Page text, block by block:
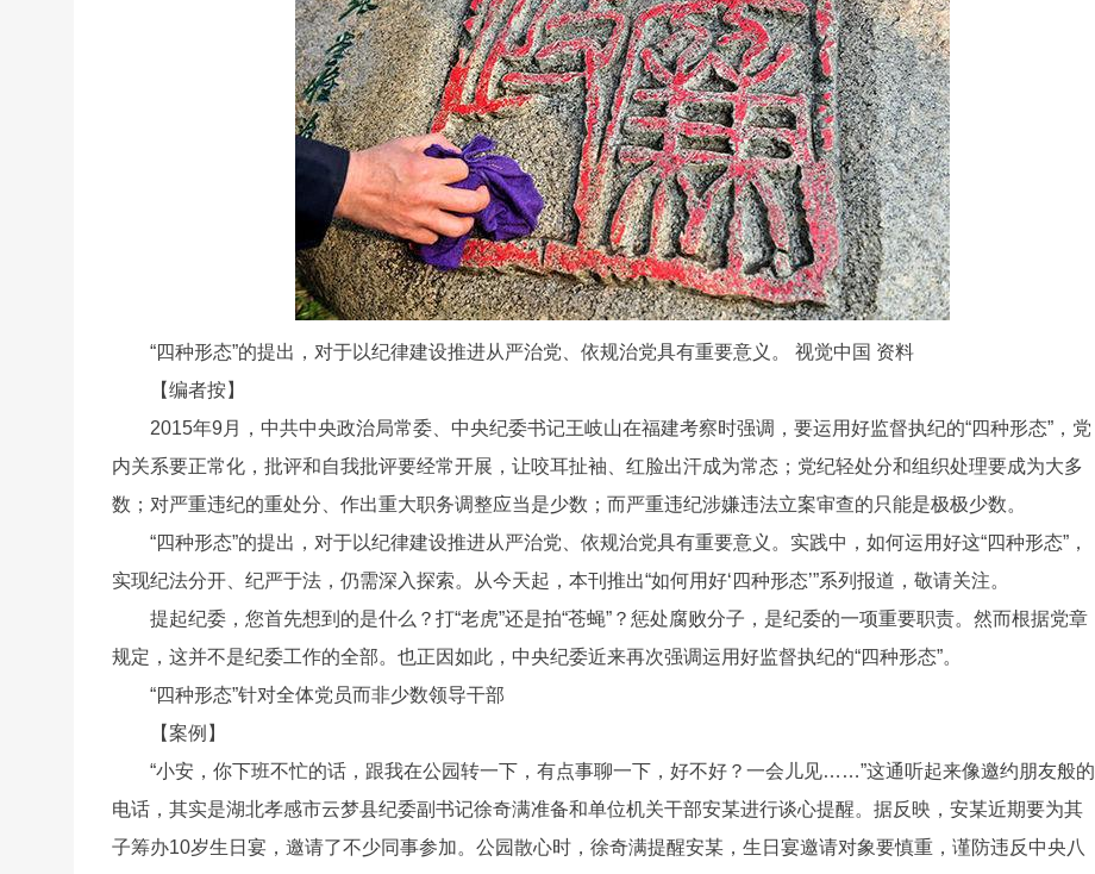
“四种形态”的提出，对于以纪律建设推进从严治党、依规治党具有重要意义。 视觉中国 资料
【编者按】
2015年9月，中共中央政治局常委、中央纪委书记王岐山在福建考察时强调，要运用好监督执纪的“四种形态”，党
内关系要正常化，批评和自我批评要经常开展，让咬耳扯袖、红脸出汗成为常态；党纪轻处分和组织处理要成为大多
数；对严重违纪的重处分、作出重大职务调整应当是少数；而严重违纪涉嫌违法立案审查的只能是极极少数。
“四种形态”的提出，对于以纪律建设推进从严治党、依规治党具有重要意义。实践中，如何运用好这“四种形态”，
实现纪法分开、纪严于法，仍需深入探索。从今天起，本刊推出“如何用好‘四种形态’”系列报道，敬请关注。
提起纪委，您首先想到的是什么？打“老虎”还是拍“苍蝇”？惩处腐败分子，是纪委的一项重要职责。然而根据党章
规定，这并不是纪委工作的全部。也正因如此，中央纪委近来再次强调运用好监督执纪的“四种形态”。
“四种形态”针对全体党员而非少数领导干部
【案例】
“小安，你下班不忙的话，跟我在公园转一下，有点事聊一下，好不好？一会儿见……”这通听起来像邀约朋友般的
电话，其实是湖北孝感市云梦县纪委副书记徐奇满准备和单位机关干部安某进行谈心提醒。据反映，安某近期要为其
子筹办10岁生日宴，邀请了不少同事参加。公园散心时，徐奇满提醒安某，生日宴邀请对象要慎重，谨防违反中央八